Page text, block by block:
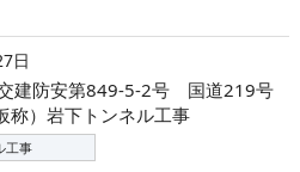
日
建防安第849-5-2号 国道219号
称）岩下トンネル工事
工事